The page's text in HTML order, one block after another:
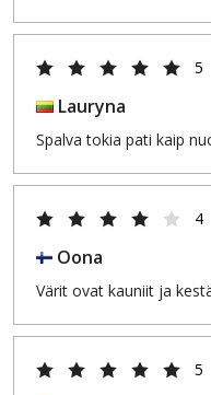
5
Lauryna
Spalva tokia pati kaip
4
Oona
Värit ovat kauniit ja
5